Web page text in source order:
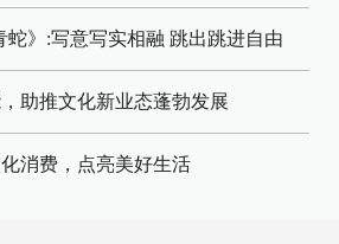
蛇》:写意写实相融 跳出跳进自由
助推文化新业态蓬勃发展
消费，点亮美好生活